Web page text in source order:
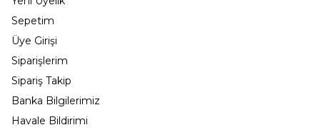
Sepetim
Üye Girişi
Siparişlerim
Sipariş Takip
Banka Bilgilerimiz
Havale Bildirimi